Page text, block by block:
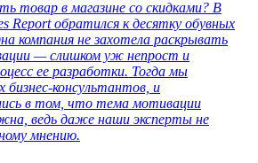
товар в магазине со скидками? В
Report обратился к десятку обувных
компания не захотела раскрывать
— слишком уж непрост и
ее разработки. Тогда мы
бизнес-консультантов, и
в том, что тема мотивации
ведь даже наши эксперты не
мнению.